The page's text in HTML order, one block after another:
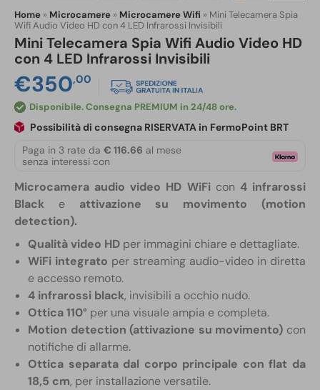
Home » Microcamere » Microcamere Wifi » Mini Telecamera Spia
Wifi Audio Video HD con 4 LED Infrarossi Invisibili
Mini Telecamera Spia Wifi Audio Video HD
con 4 LED Infrarossi Invisibili
€350,00
Disponibile
Possibilità di consegna RISERVATA in FermoPoint BRT
Paga in 3 rate da € 116.66 al mese
senza interessi con
Microcamera audio video HD WiFicon 4 infrarossi
Black e attivazione su movimento (motion
detection).
Qualità video HD per immagini chiare e dettagliate.
WiFi integrato per streaming audio-video in diretta
e accesso remoto.
4 infrarossi black, invisibili a occhio nudo.
Ottica 110° per una visuale ampia e completa.
Motion detection (attivazione su movimento) con
notifiche di allarme.
Ottica separata dal corpo principale con flat da
18,5 cm, per installazione versatile.